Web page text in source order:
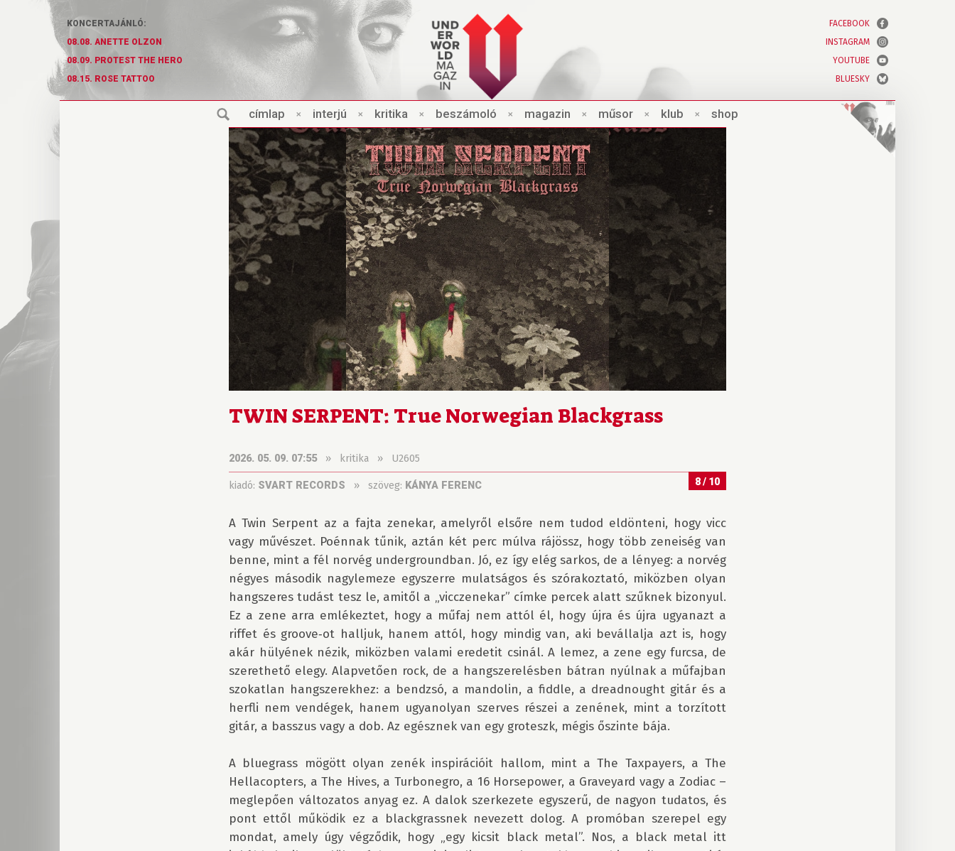
KONCERTAJÁNLÓ:
08.08. ANETTE OLZON
08.09. PROTEST THE HERO
08.15. ROSE TATTOO
FACEBOOK
INSTAGRAM
YOUTUBE
BLUESKY
címlap × interjú × kritika × beszámoló × magazin × műsor × klub × shop
TWIN SERPENT: True Norwegian Blackgrass
2026. 05. 09. 07:55» kritika » U2605
8 / 10
kiadó: SVART RECORDS » szöveg: KÁNYA FERENC
A Twin Serpent az a fajta zenekar, amelyről elsőre nem tudod eldönteni, hogy vicc
vagy művészet. Poénnak tűnik, aztán két perc múlva rájössz, hogy több zeneiség van
benne, mint a fél norvég undergroundban. Jó, ez így elég sarkos, de a lényeg: a norvég
négyes második nagylemeze egyszerre mulatságos és szórakoztató, miközben olyan
hangszeres tudást tesz le, amitől a „vicczenekar” címke percek alatt szűknek bizonyul.
Ez a zene arra emlékeztet, hogy a műfaj nem attól él, hogy újra és újra ugyanazt a
riffet és groove‑ot halljuk, hanem attól, hogy mindig van, aki bevállalja azt is, hogy
akár hülyének nézik, miközben valami eredetit csinál. A lemez, a zene egy furcsa, de
szerethető elegy. Alapvetően rock, de a hangszerelésben bátran nyúlnak a műfajban
szokatlan hangszerekhez: a bendzsó, a mandolin, a fiddle, a dreadnought gitár és a
herfli nem vendégek, hanem ugyanolyan szerves részei a zenének, mint a torzított
gitár, a basszus vagy a dob. Az egésznek van egy groteszk, mégis őszinte bája.
A bluegrass mögött olyan zenék inspirációit hallom, mint a The Taxpayers, a The
Hellacopters, a The Hives, a Turbonegro, a 16 Horsepower, a Graveyard vagy a Zodiac –
meglepően változatos anyag ez. A dalok szerkezete egyszerű, de nagyon tudatos, és
pont ettől működik ez a blackgrassnek nevezett dolog. A promóban szerepel egy
mondat, amely úgy végződik, hogy „egy kicsit black metal”. Nos, a black metal itt